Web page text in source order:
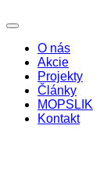
O nás
Akcie
Projekty
Články
MOPSLIK
Kontakt